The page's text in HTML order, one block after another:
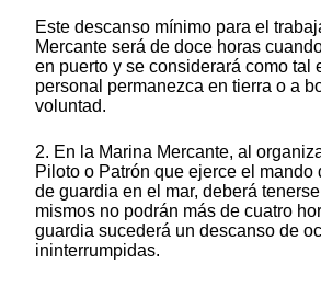
Este descanso mínimo para el
Mercante será de doce horas
en puerto y se considerará como tal
personal permanezca en tierra o a
voluntad.
2. En la Marina Mercante, al
Piloto o Patrón que ejerce el mando
de guardia en el mar, deberá
mismos no podrán más de cuatro
guardia sucederá un descanso de
ininterrumpidas.